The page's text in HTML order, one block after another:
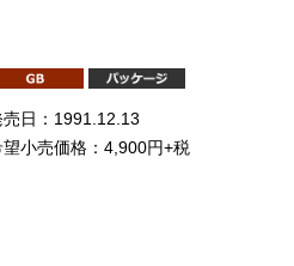
売日：1991.12.13
望小売価格：4,900円+税